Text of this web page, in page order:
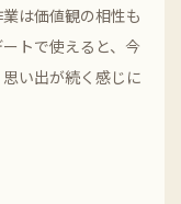
は価値観の相性も
トで使えると、今
い出が続く感じに